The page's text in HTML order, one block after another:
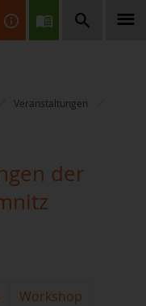
Spiele, BluRays,
Veranstaltungen
der
Workshop